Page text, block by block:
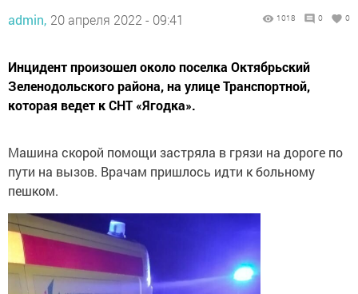
admin, 20 апреля 2022 - 09:41 1018 0 0
Инцидент произошел около поселка Октябрьский
Зеленодольского района, на улице Транспортной,
которая ведет к СНТ «Ягодка».
Машина скорой помощи застряла в грязи на дороге по
пути на вызов. Врачам пришлось идти к больному
пешком.